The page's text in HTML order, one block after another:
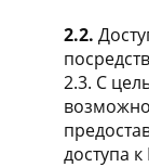
2.2.
2.3. С
доступа